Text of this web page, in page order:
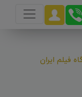
فیلم ایران